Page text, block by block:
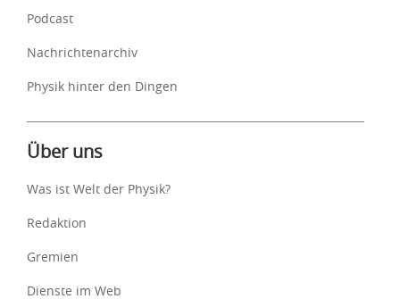
Podcast
Nachrichtenarchiv
Physik hinter den Dingen
Über uns
Was ist Welt der Physik?
Redaktion
Gremien
Dienste im Web